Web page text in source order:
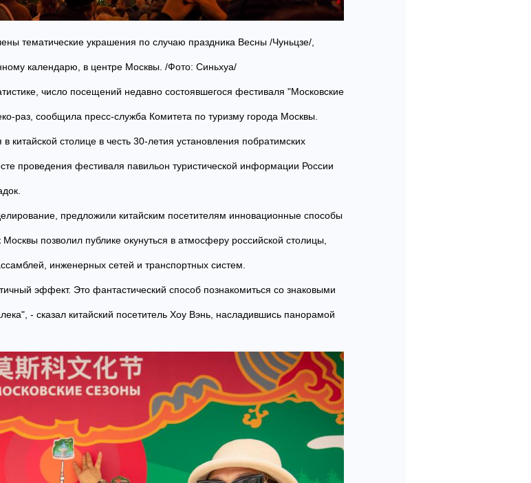
тематические украшения по случаю праздника Весны /Чуньцзе/,
календарю, в центре Москвы. /Фото: Синьхуа/
число посещений недавно состоявшегося фестиваля "Московские
раз, сообщила пресс-служба Комитета по туризму города Москвы.
столице в честь 30-летия установления побратимских
проведения фестиваля павильон туристической информации России
предложили китайским посетителям инновационные способы
позволил публике окунуться в атмосферу российской столицы,
инженерных сетей и транспортных систем.
эффект. Это фантастический способ познакомиться со знаковыми
- сказал китайский посетитель Хоу Вэнь, насладившись панорамой